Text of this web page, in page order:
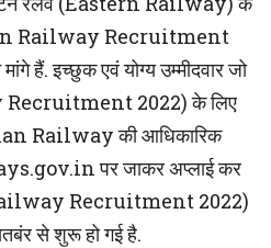
Railway Recruitment
हैं. इच्छुक एवं योग्य उम्मीदवार जो
2022) के लिए
Railway की आधिकारिक
पर जाकर अप्लाई कर
Recruitment 2022)
से शुरू हो गई है.